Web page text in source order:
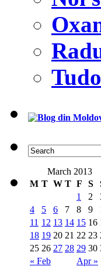
March 2013
M T W T F S
« Feb Apr »
1 2
4
5 6 7 8 9
11 12 13 14 15 16
18 19 20 21 22 23
25 26 27 28 29 30